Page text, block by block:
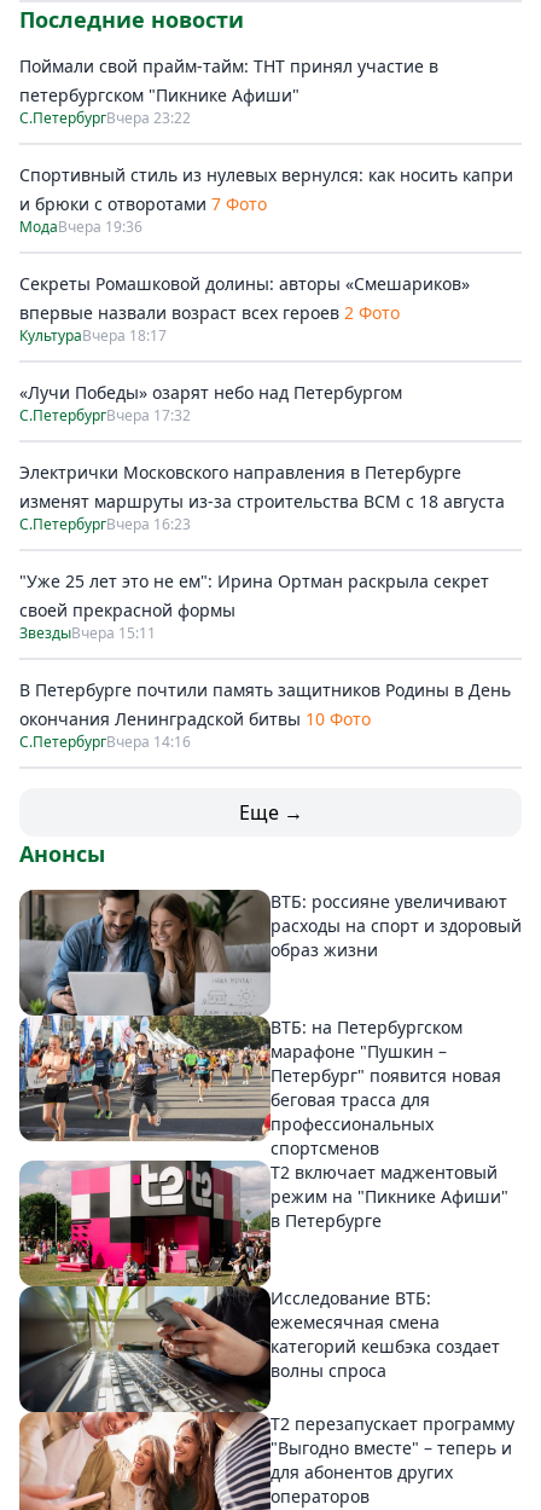
Последние новости
Поймали свой прайм-тайм: ТНТ принял участие в
петербургском "Пикнике Афиши"
С.ПетербургВчера 23:22
Спортивный стиль из нулевых вернулся: как носить капри
и брюки с отворотами 7 Фото
МодаВчера 19:36
Секреты Ромашковой долины: авторы «Смешариков»
впервые назвали возраст всех героев 2 Фото
КультураВчера 18:17
«Лучи Победы» озарят небо над Петербургом
С.ПетербургВчера 17:32
Электрички Московского направления в Петербурге
изменят маршруты из-за строительства ВСМ с 18 августа
С.ПетербургВчера 16:23
"Уже 25 лет это не ем": Ирина Ортман раскрыла секрет
своей прекрасной формы
ЗвездыВчера 15:11
В Петербурге почтили память защитников Родины в День
окончания Ленинградской битвы 10 Фото
С.ПетербургВчера 14:16
Еще →
Анонсы
ВТБ: россияне увеличивают
расходы на спорт и здоровый
образ жизни
ВТБ: на Петербургском
марафоне "Пушкин –
Петербург" появится новая
беговая трасса для
профессиональных
спортсменов
Т2 включает маджентовый
режим на "Пикнике Афиши"
в Петербурге
Исследование ВТБ:
ежемесячная смена
категорий кешбэка создает
волны спроса
Т2 перезапускает программу
"Выгодно вместе" – теперь и
для абонентов других
операторов